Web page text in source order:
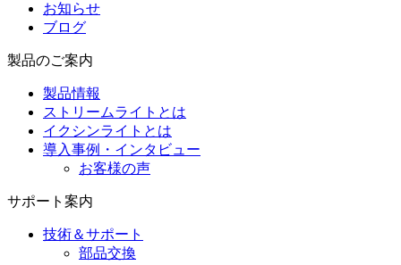
お知らせ
ブログ
製品のご案内
製品情報
ストリームライトとは
イクシンライトとは
導入事例・インタビュー
お客様の声
サポート案内
技術＆サポート
部品交換